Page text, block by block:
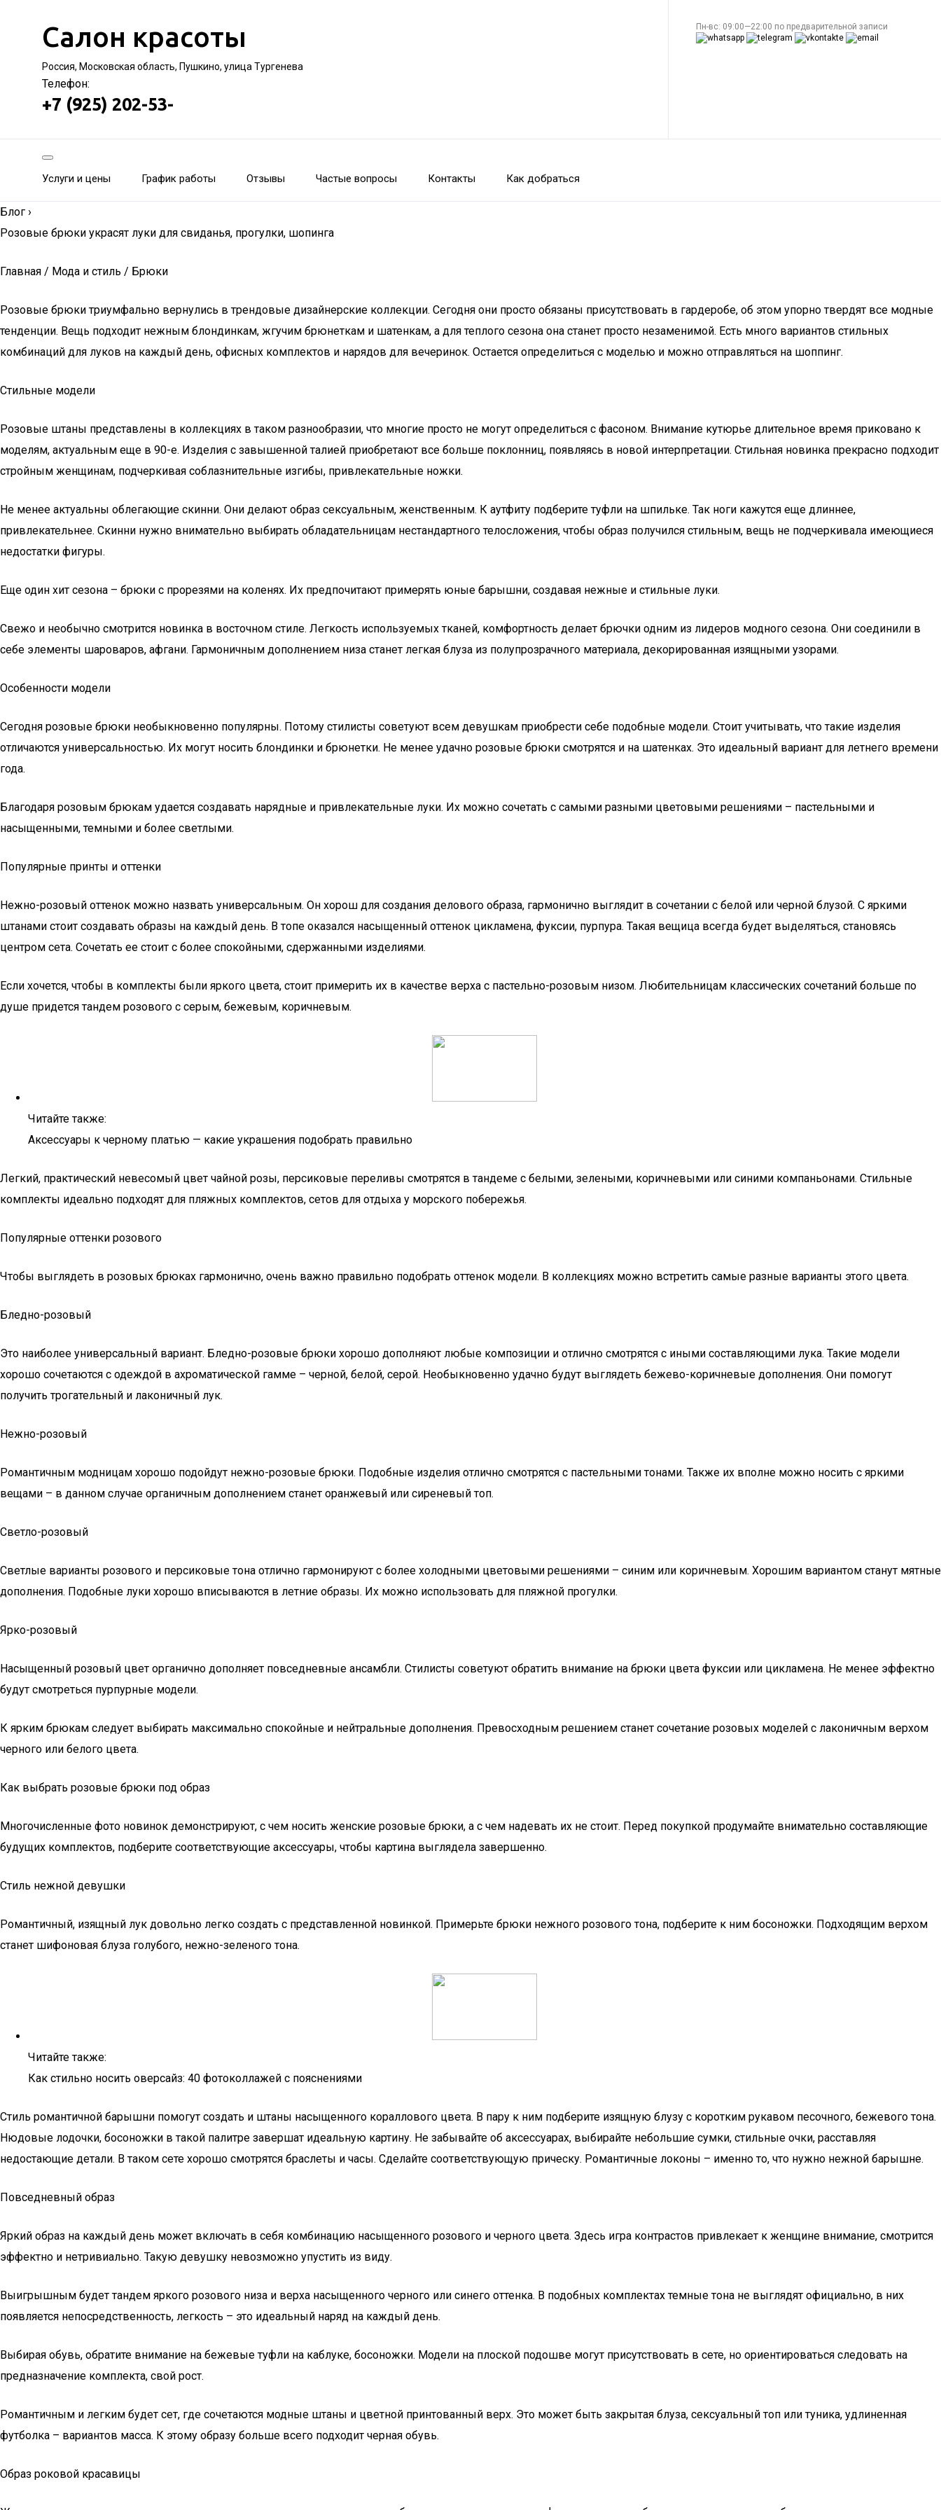
Салон красоты
Россия, Московская область, Пушкино, улица Тургенева
Телефон:
+7 (925) 202-53-
Пн-вс: 09:00—22:00 по предварительной записи
Услуги и цены График работы Отзывы Частые вопросы Контакты Как добраться
Блог ›
Розовые брюки украсят луки для свиданья, прогулки, шопинга
Главная / Мода и стиль / Брюки
Розовые брюки триумфально вернулись в трендовые дизайнерские коллекции. Сегодня они просто обязаны присутствовать в гардеробе, об этом упорно твердят все модные
тенденции. Вещь подходит нежным блондинкам, жгучим брюнеткам и шатенкам, а для теплого сезона она станет просто незаменимой. Есть много вариантов стильных
комбинаций для луков на каждый день, офисных комплектов и нарядов для вечеринок. Остается определиться с моделью и можно отправляться на шоппинг.
Стильные модели
Розовые штаны представлены в коллекциях в таком разнообразии, что многие просто не могут определиться с фасоном. Внимание кутюрье длительное время приковано к
моделям, актуальным еще в 90-е. Изделия с завышенной талией приобретают все больше поклонниц, появляясь в новой интерпретации. Стильная новинка прекрасно подходит
стройным женщинам, подчеркивая соблазнительные изгибы, привлекательные ножки.
Не менее актуальны облегающие скинни. Они делают образ сексуальным, женственным. К аутфиту подберите туфли на шпильке. Так ноги кажутся еще длиннее,
привлекательнее. Скинни нужно внимательно выбирать обладательницам нестандартного телосложения, чтобы образ получился стильным, вещь не подчеркивала имеющиеся
недостатки фигуры.
Еще один хит сезона – брюки с прорезями на коленях. Их предпочитают примерять юные барышни, создавая нежные и стильные луки.
Свежо и необычно смотрится новинка в восточном стиле. Легкость используемых тканей, комфортность делает брючки одним из лидеров модного сезона. Они соединили в
себе элементы шароваров, афгани. Гармоничным дополнением низа станет легкая блуза из полупрозрачного материала, декорированная изящными узорами.
Особенности модели
Сегодня розовые брюки необыкновенно популярны. Потому стилисты советуют всем девушкам приобрести себе подобные модели. Стоит учитывать, что такие изделия
отличаются универсальностью. Их могут носить блондинки и брюнетки. Не менее удачно розовые брюки смотрятся и на шатенках. Это идеальный вариант для летнего времени
года.
Благодаря розовым брюкам удается создавать нарядные и привлекательные луки. Их можно сочетать с самыми разными цветовыми решениями – пастельными и
насыщенными, темными и более светлыми.
Популярные принты и оттенки
Нежно-розовый оттенок можно назвать универсальным. Он хорош для создания делового образа, гармонично выглядит в сочетании с белой или черной блузой. С яркими
штанами стоит создавать образы на каждый день. В топе оказался насыщенный оттенок цикламена, фуксии, пурпура. Такая вещица всегда будет выделяться, становясь
центром сета. Сочетать ее стоит с более спокойными, сдержанными изделиями.
Если хочется, чтобы в комплекты были яркого цвета, стоит примерить их в качестве верха с пастельно-розовым низом. Любительницам классических сочетаний больше по
душе придется тандем розового с серым, бежевым, коричневым.
Читайте также:
Аксессуары к черному платью — какие украшения подобрать правильно
Легкий, практический невесомый цвет чайной розы, персиковые переливы смотрятся в тандеме с белыми, зелеными, коричневыми или синими компаньонами. Стильные
комплекты идеально подходят для пляжных комплектов, сетов для отдыха у морского побережья.
Популярные оттенки розового
Чтобы выглядеть в розовых брюках гармонично, очень важно правильно подобрать оттенок модели. В коллекциях можно встретить самые разные варианты этого цвета.
Бледно-розовый
Это наиболее универсальный вариант. Бледно-розовые брюки хорошо дополняют любые композиции и отлично смотрятся с иными составляющими лука. Такие модели
хорошо сочетаются с одеждой в ахроматической гамме – черной, белой, серой. Необыкновенно удачно будут выглядеть бежево-коричневые дополнения. Они помогут
получить трогательный и лаконичный лук.
Нежно-розовый
Романтичным модницам хорошо подойдут нежно-розовые брюки. Подобные изделия отлично смотрятся с пастельными тонами. Также их вполне можно носить с яркими
вещами – в данном случае органичным дополнением станет оранжевый или сиреневый топ.
Светло-розовый
Светлые варианты розового и персиковые тона отлично гармонируют с более холодными цветовыми решениями – синим или коричневым. Хорошим вариантом станут мятные
дополнения. Подобные луки хорошо вписываются в летние образы. Их можно использовать для пляжной прогулки.
Ярко-розовый
Насыщенный розовый цвет органично дополняет повседневные ансамбли. Стилисты советуют обратить внимание на брюки цвета фуксии или цикламена. Не менее эффектно
будут смотреться пурпурные модели.
К ярким брюкам следует выбирать максимально спокойные и нейтральные дополнения. Превосходным решением станет сочетание розовых моделей с лаконичным верхом
черного или белого цвета.
Как выбрать розовые брюки под образ
Многочисленные фото новинок демонстрируют, с чем носить женские розовые брюки, а с чем надевать их не стоит. Перед покупкой продумайте внимательно составляющие
будущих комплектов, подберите соответствующие аксессуары, чтобы картина выглядела завершенно.
Стиль нежной девушки
Романтичный, изящный лук довольно легко создать с представленной новинкой. Примерьте брюки нежного розового тона, подберите к ним босоножки. Подходящим верхом
станет шифоновая блуза голубого, нежно-зеленого тона.
Читайте также:
Как стильно носить оверсайз: 40 фотоколлажей с пояснениями
Стиль романтичной барышни помогут создать и штаны насыщенного кораллового цвета. В пару к ним подберите изящную блузу с коротким рукавом песочного, бежевого тона.
Нюдовые лодочки, босоножки в такой палитре завершат идеальную картину. Не забывайте об аксессуарах, выбирайте небольшие сумки, стильные очки, расставляя
недостающие детали. В таком сете хорошо смотрятся браслеты и часы. Сделайте соответствующую прическу. Романтичные локоны – именно то, что нужно нежной барышне.
Повседневный образ
Яркий образ на каждый день может включать в себя комбинацию насыщенного розового и черного цвета. Здесь игра контрастов привлекает к женщине внимание, смотрится
эффектно и нетривиально. Такую девушку невозможно упустить из виду.
Выигрышным будет тандем яркого розового низа и верха насыщенного черного или синего оттенка. В подобных комплектах темные тона не выглядят официально, в них
появляется непосредственность, легкость – это идеальный наряд на каждый день.
Выбирая обувь, обратите внимание на бежевые туфли на каблуке, босоножки. Модели на плоской подошве могут присутствовать в сете, но ориентироваться следовать на
предназначение комплекта, свой рост.
Романтичным и легким будет сет, где сочетаются модные штаны и цветной принтованный верх. Это может быть закрытая блуза, сексуальный топ или туника, удлиненная
футболка – вариантов масса. К этому образу больше всего подходит черная обувь.
Образ роковой красавицы